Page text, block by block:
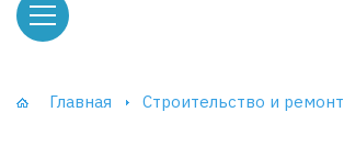
Главная Строительство и ремонт
и тумбы